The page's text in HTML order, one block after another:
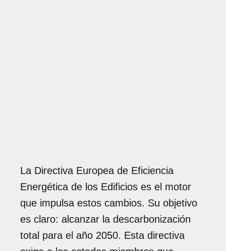
La Directiva Europea de Eficiencia
Energética de los Edificios es el motor
que impulsa estos cambios. Su objetivo
es claro: alcanzar la descarbonización
total para el año 2050. Esta directiva